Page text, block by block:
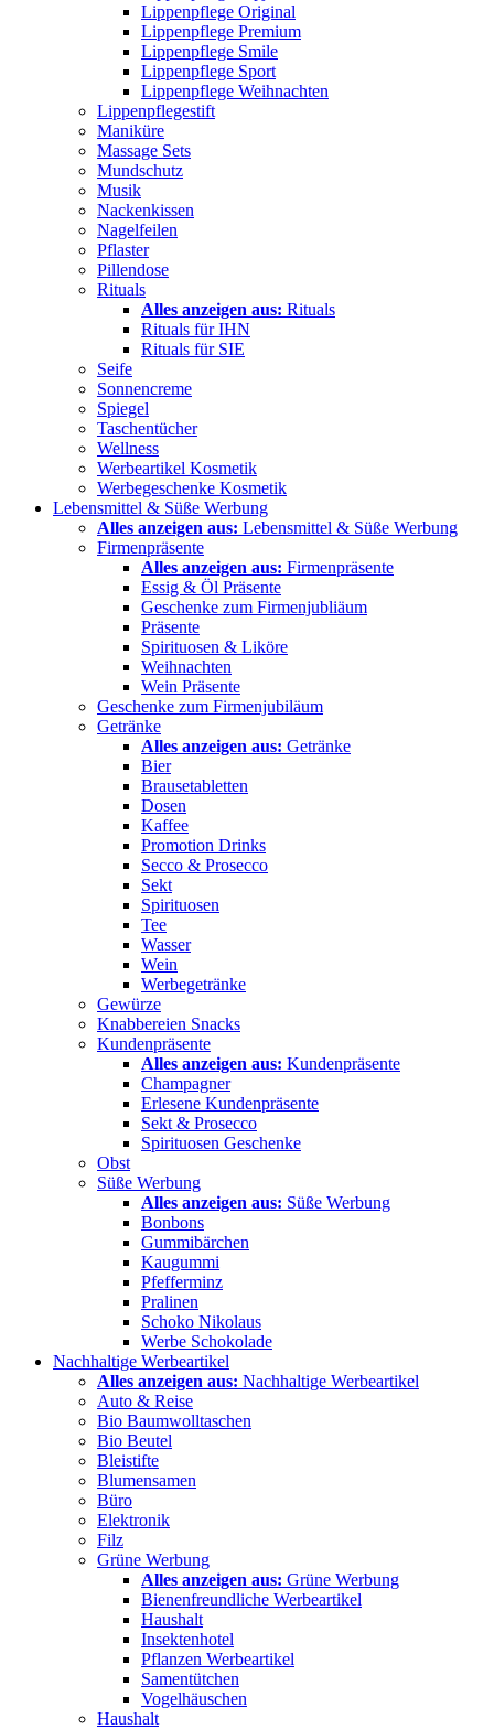
Lippenpflege Original
Lippenpflege Premium
Lippenpflege Smile
Lippenpflege Sport
Lippenpflege Weihnachten
Lippenpflegestift
Maniküre
Massage Sets
Mundschutz
Musik
Nackenkissen
Nagelfeilen
Pflaster
Pillendose
Rituals
Alles anzeigen aus: Rituals
Rituals für IHN
Rituals für SIE
Seife
Sonnencreme
Spiegel
Taschentücher
Wellness
Werbeartikel Kosmetik
Werbegeschenke Kosmetik
Lebensmittel & Süße Werbung
Alles anzeigen aus: Lebensmittel & Süße Werbung
Firmenpräsente
Alles anzeigen aus: Firmenpräsente
Essig & Öl Präsente
Geschenke zum Firmenjubliäum
Präsente
Spirituosen & Liköre
Weihnachten
Wein Präsente
Geschenke zum Firmenjubiläum
Getränke
Alles anzeigen aus: Getränke
Bier
Brausetabletten
Dosen
Kaffee
Promotion Drinks
Secco & Prosecco
Sekt
Spirituosen
Tee
Wasser
Wein
Werbegetränke
Gewürze
Knabbereien Snacks
Kundenpräsente
Alles anzeigen aus: Kundenpräsente
Champagner
Erlesene Kundenpräsente
Sekt & Prosecco
Spirituosen Geschenke
Obst
Süße Werbung
Alles anzeigen aus: Süße Werbung
Bonbons
Gummibärchen
Kaugummi
Pfefferminz
Pralinen
Schoko Nikolaus
Werbe Schokolade
Nachhaltige Werbeartikel
Alles anzeigen aus: Nachhaltige Werbeartikel
Auto & Reise
Bio Baumwolltaschen
Bio Beutel
Bleistifte
Blumensamen
Büro
Elektronik
Filz
Grüne Werbung
Alles anzeigen aus: Grüne Werbung
Bienenfreundliche Werbeartikel
Haushalt
Insektenhotel
Pflanzen Werbeartikel
Samentütchen
Vogelhäuschen
Haushalt